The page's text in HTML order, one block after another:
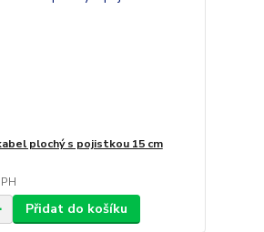
plochý s pojistkou 15 cm
Přidat do košíku